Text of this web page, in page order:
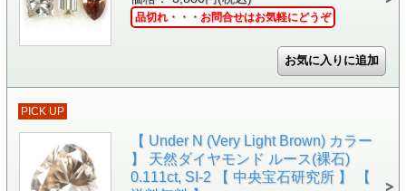
品切れ・・・お問合せはお気軽にどうぞ
PICK UP
【 Under N (Very Light Brown) カラー
】 天然ダイヤモンド ルース(裸石)
0.111ct, SI-2 【 中央宝石研究所 】 【